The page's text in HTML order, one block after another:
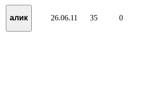
алик 26.06.11 35 0